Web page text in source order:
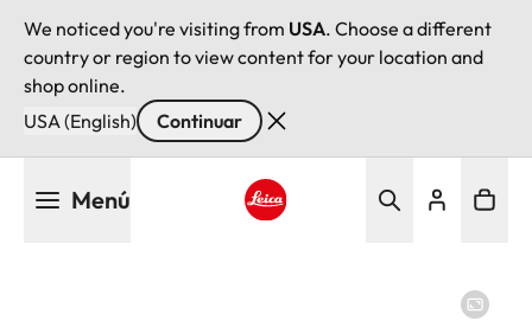
We noticed you're visiting from USA. Choose a different
country or region to view content for your location and
shop online.
USA (English)
Continuar
Menú